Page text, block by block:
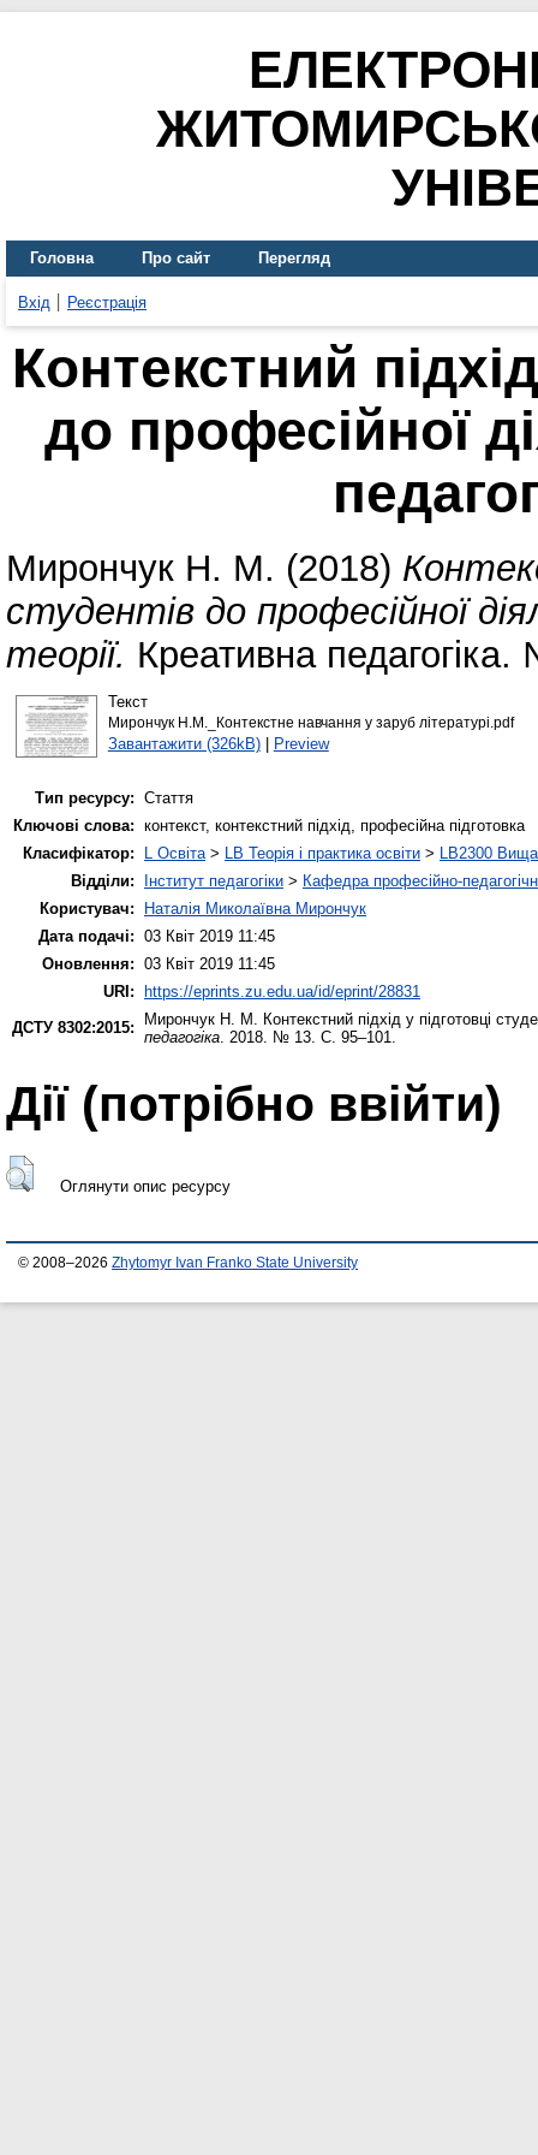
Головна Про сайт Перегляд
Вхід Реєстрація
Контекстний
до професійної
Мирончук Н. М. (2018)
студентів до професійної
теорії. Креативна
Текст
Мирончук Н.М._Контекстне навчання у заруб літературі.pdf
Завантажити (326kB)| Preview
Тип ресурсу: Стаття
Ключові слова: контекст, контекстний підхід, професійна підготовка
Класифікатор:
L Освіта> LB Теорія і практика освіти > LB2300 Вища
Відділи:
Інститут педагогіки > Кафедра професійно-
Користувач:
Наталія Миколаївна Мирончук
Дата подачі: 03 Квіт 2019 11:45
Оновлення: 03 Квіт 2019 11:45
URI:
https://eprints.zu.edu.ua/id/eprint/28831
ДСТУ 8302:2015:
Мирончук Н. М. Контекстний підхід у підготовці
педагогіка. 2018. № 13. С. 95–101.
Дії ​​(потрібно ввійти)
Оглянути опис ресурсу
© 2008–2026 Zhytomyr Ivan Franko State University